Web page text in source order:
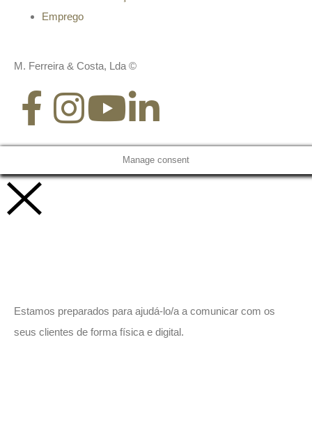
Emprego
M. Ferreira & Costa, Lda ©
Manage consent
Estamos preparados para ajudá-lo/a a comunicar com os
seus clientes de forma física e digital.